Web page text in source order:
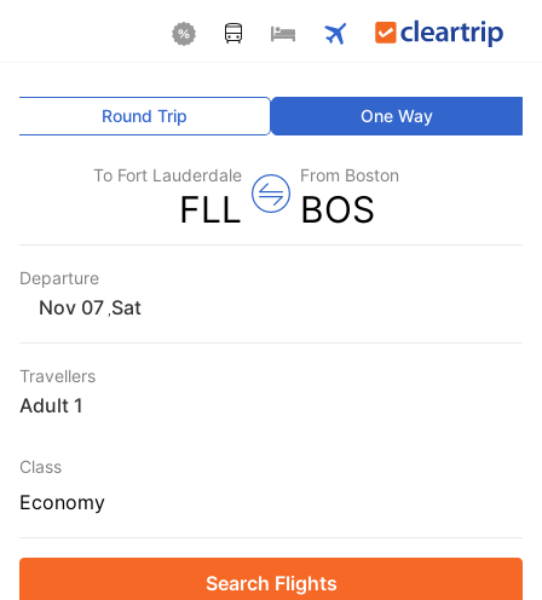
One Way
Round Trip
From Boston
BOS
To Fort Lauderdale
FLL
Departure
Sat
Travellers
1 Adult
Class
Economy